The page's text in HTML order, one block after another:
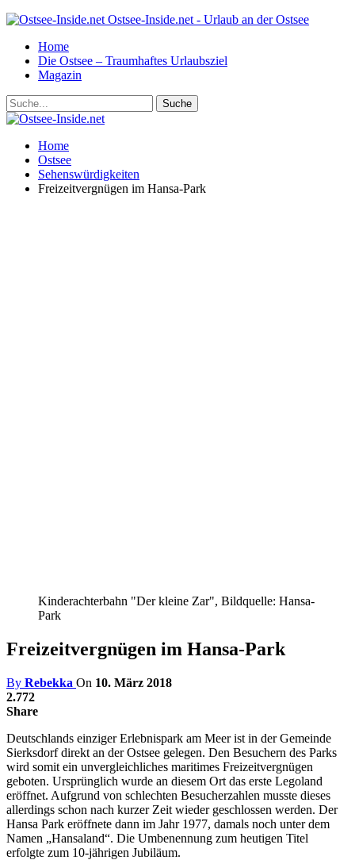
Ostsee-Inside.net - Urlaub an der Ostsee
Home
Die Ostsee – Traumhaftes Urlaubsziel
Magazin
Home
Ostsee
Sehenswürdigkeiten
Freizeitvergnügen im Hansa-Park
Kinderachterbahn "Der kleine Zar", Bildquelle: Hansa-
Park
Freizeitvergnügen im Hansa-Park
By Rebekka On 10. März 2018
2.772
Share
Deutschlands einziger Erlebnispark am Meer ist in der Gemeinde
Sierksdorf direkt an der Ostsee gelegen. Den Besuchern des Parks
wird somit ein unvergleichliches maritimes Freizeitvergnügen
geboten. Ursprünglich wurde an diesem Ort das erste Legoland
eröffnet. Aufgrund von schlechten Besucherzahlen musste dieses
allerdings schon nach kurzer Zeit wieder geschlossen werden. Der
Hansa Park eröffnete dann im Jahr 1977, damals noch unter dem
Namen „Hansaland“. Die Umbenennung zum heutigen Titel
erfolgte zum 10-jährigen Jubiläum.